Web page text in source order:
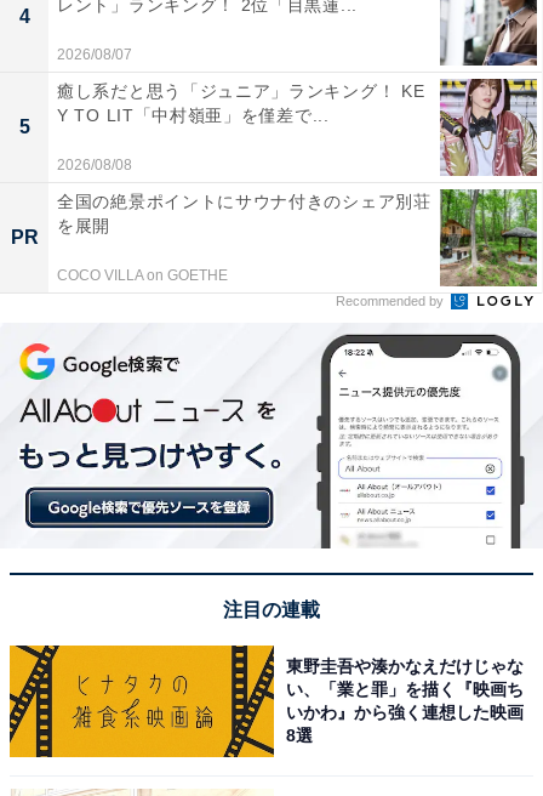
第2位：カプリチョーザ
2位はカプリチョーザでした。カプリチョーザは、南イ
タリアの陽気なトラットリアをイメージしたイタリアン
レストランです。日本で創業したチェーン店でありなが
ら現在は海外にも展開し、世界各地に多くのファンが存
在します。こだわりのトマトソースを使った各メニュー
が好評で、同店の定番であるパスタのみならず、マルゲ
リータやマリナーラをはじめとしたピザメニューも充実
しています。
回答者からは、「チェーン店のピザは生地がパサパサし
た感じのものが多いですが、カプリチョーザは生地も少
府）」「本格的なピザでボリューミーでおいしい。シェ
アしやすい感じで特にトマト系のピサがはまるぐらいで
す（27歳女性／和歌山県）」「ボリュームあって食べ応
4
レント」ランキング！ 2位「目黒蓮...
2026/08/07
5
癒し系だと思う「ジュニア」ランキング！ KE
Y TO LIT「中村嶺亜」を僅差で...
2026/08/08
PR
全国の絶景ポイントにサウナ付きのシェア別荘
を展開
COCO VILLA on GOETHE
Recommended by
注目の連載
東野圭吾や湊かなえだけじゃな
い、「業と罪」を描く『映画ち
いかわ』から強く連想した映画
8選